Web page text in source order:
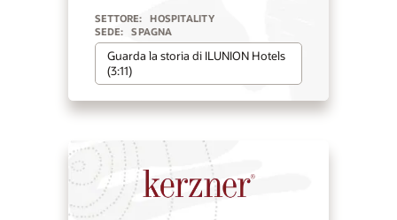
SETTORE:
HOSPITALITY
SEDE:
SPAGNA
Guarda la storia di ILUNION Hotels
(3:11)